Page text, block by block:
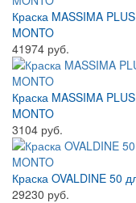
Краска MASSIMA
MONTO
41974 руб.
Краска MASSIMA
MONTO
3104 руб.
Краска OVALDINE 50
29230 руб.